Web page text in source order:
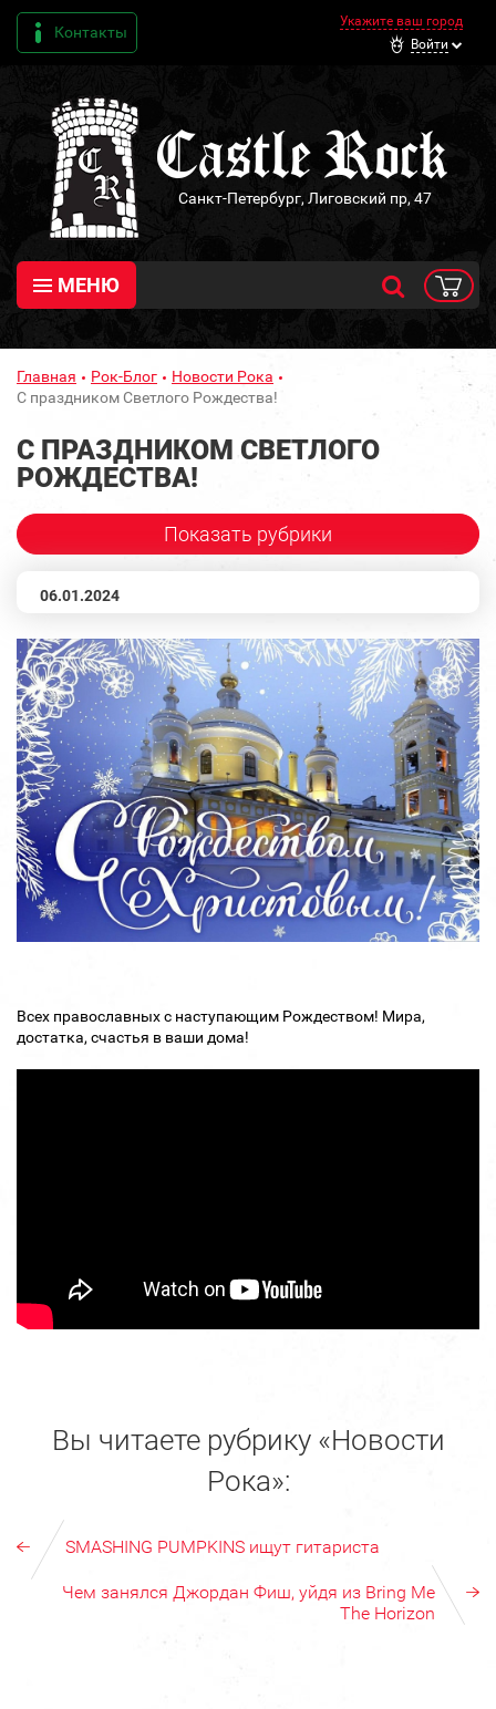
Контакты
Укажите ваш город
Войти
Санкт-Петербург, Лиговский пр, 47
МЕНЮ
Главная Рок-Блог
Новости Рока
С праздником Светлого Рождества!
С ПРАЗДНИКОМ СВЕТЛОГО
РОЖДЕСТВА!
Показать рубрики
06.01.2024
Всех православных с наступающим Рождеством! Мира,
достатка, счастья в ваши дома!
Вы читаете рубрику «Новости
Рока»:
SMASHING PUMPKINS ищут гитариста
Чем занялся Джордан Фиш, уйдя из Bring Me
The Horizon